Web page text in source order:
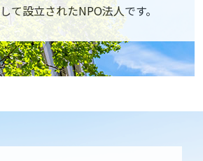
て設立されたNPO法人です。